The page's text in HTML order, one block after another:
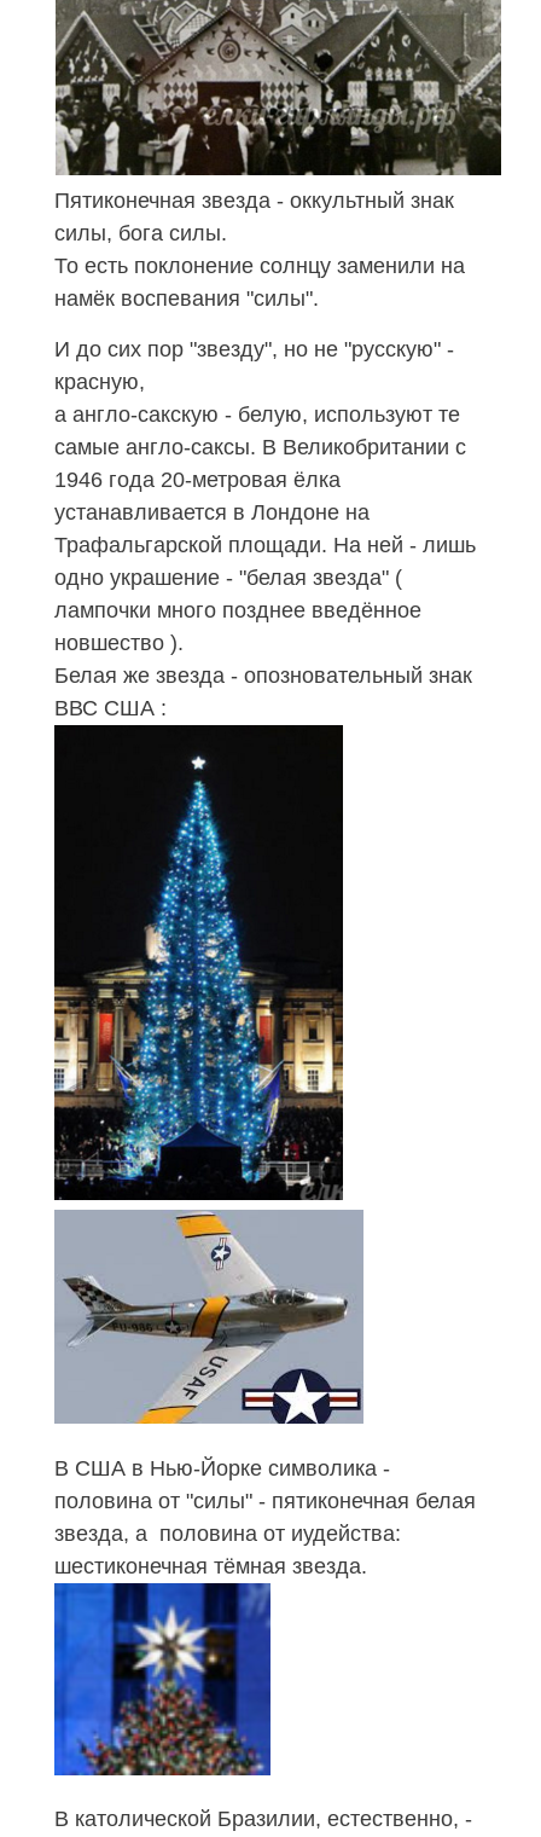
Пятиконечная звезда - оккультный знак
силы, бога силы.
То есть поклонение солнцу заменили на
намёк воспевания "силы".
И до сих пор "звезду", но не "русскую" -
красную,
а англо-сакскую - белую, используют те
самые англо-саксы. В Великобритании с
1946 года 20-метровая ёлка
устанавливается в Лондоне на
Трафальгарской площади. На ней - лишь
одно украшение - "белая звезда" (
лампочки много позднее введённое
новшество ).
Белая же звезда - опозновательный знак
ВВС США :
В США в Нью-Йорке символика -
половина от "силы" - пятиконечная белая
звезда, а половина от иудейства:
шестиконечная тёмная звезда.
В католической Бразилии, естественно, -